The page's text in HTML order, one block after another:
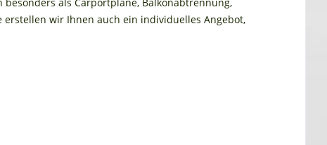
wir Ihnen auch ein individuelles Angebot,